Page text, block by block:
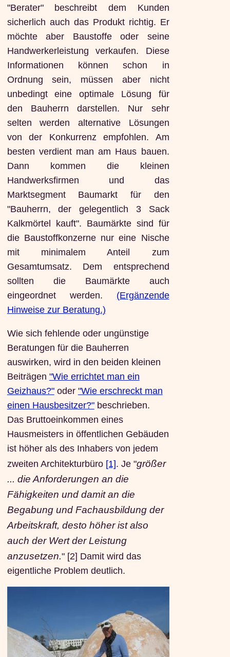
"Berater" beschreibt dem Kunden
sicherlich auch das Produkt richtig. Er
möchte aber Baustoffe oder seine
Handwerkerleistung verkaufen. Diese
Informationen können schon in
Ordnung sein, müssen aber nicht
unbedingt eine optimale Lösung für
den Bauherrn darstellen. Nur sehr
selten werden alternative Lösungen
von der Konkurrenz empfohlen. Am
besten verdient man am Haus bauen.
Dann kommen die kleinen
Handwerksfirmen und das
Marktsegment Baumarkt für den
"Bauherrn, der gelegentlich 3 Sack
Kalkmörtel kauft". Baumärkte sind für
die Baustoffkonzerne nur eine Nische
mit minimalem Anteil zum
Gesamtumsatz. Dem entsprechend
sollten die Baumärkte auch
eingeordnet werden. (Ergänzende
Hinweise zur Beratung.)
Wie sich fehlende oder ungünstige
Beratungen für die Bauherren
auswirken, wird in den beiden kleinen
Beiträgen "Wie errichtet man ein
Geizhaus?"oder "Wie erschreckt man
einen Hausbesitzer?"beschrieben.
Das Bruttoeinkommen eines
Hausmeisters in öffentlichen Gebäuden
ist höher als des Inhabers von jedem
zweiten Architekturbüro [1]. Je "größer
... die Anforderungen an die
Fähigkeiten und damit an die
Begabung und Fachausbildung der
Arbeitskraft, desto höher ist also
auch der Wert der Leistung
anzusetzen." [2] Damit wird das
eigentliche Problem deutlich.